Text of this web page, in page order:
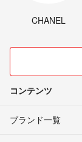
CHANEL
コンテンツ
ブランド一覧